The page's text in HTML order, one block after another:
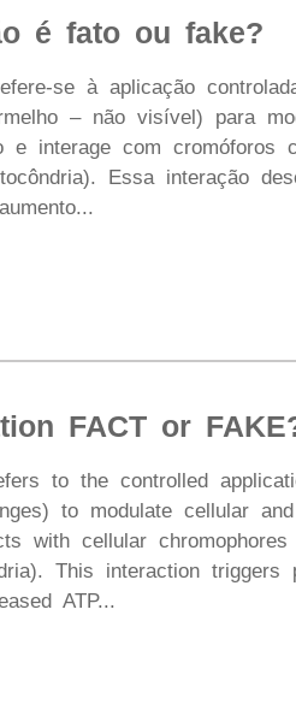
é fato ou fake?
se à aplicação
– não visível) para
e interage com
Essa interação
FACT or
to the controlled
to modulate cellular
with cellular
This interaction triggers
ATP...